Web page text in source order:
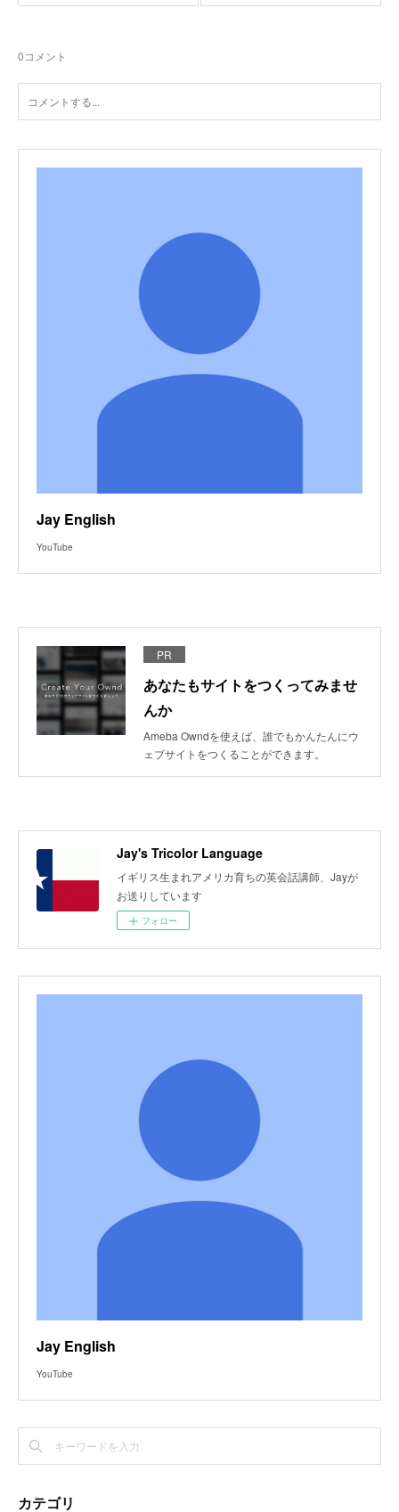
0コメント
Jay English
YouTube
PR
あなたもサイトをつくってみませ
んか
Ameba Owndを使えば、誰でもかんたんにウ
ェブサイトをつくることができます。
Jay's Tricolor Language
イギリス生まれアメリカ育ちの英会話講師、Jayが
お送りしています
フォロー
Jay English
YouTube
カテゴリ